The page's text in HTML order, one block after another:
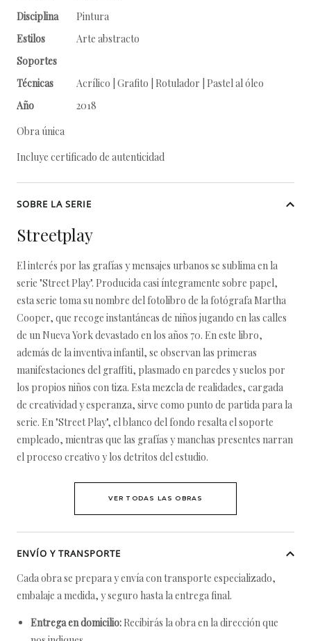
Disciplina
Pintura
Estilos
Arte abstracto
Soportes
Técnicas
Acrílico | Grafito | Rotulador | Pastel al óleo
Año
2018
Obra única
Incluye certificado de autenticidad
SOBRE LA SERIE
Streetplay
El interés por las grafías y mensajes urbanos se sublima en la
serie "Street Play". Producida casi íntegramente sobre papel,
esta serie toma su nombre del fotolibro de la fotógrafa Martha
Cooper, que recoge instantáneas de niños jugando en las calles
de un Nueva York devastado en los años 70. En este libro,
además de la inventiva infantil, se observan las primeras
manifestaciones del graffiti, plasmado en paredes y suelos por
los propios niños con tiza. Esta mezcla de realidades, cargada
de creatividad y esperanza, sirve como punto de partida para la
serie. En "Street Play", el blanco del fondo resalta el soporte
empleado, mientras que las grafías y manchas presentes narran
el proceso creativo y los detritos del estudio.
VER TODAS LAS OBRAS
ENVÍO Y TRANSPORTE
Cada obra se prepara y envía con transporte especializado,
embalaje a medida, y seguro hasta la entrega final.
Entrega en domicilio: Recibirás la obra en la dirección que